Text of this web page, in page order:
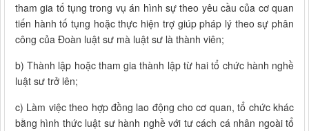
tham gia tố tụng trong vụ án hình sự theo yêu cầu của cơ quan
tiến hành tố tụng hoặc thực hiện trợ giúp pháp lý theo sự phân
công của Đoàn luật sư mà luật sư là thành viên;
b) Thành lập hoặc tham gia thành lập từ hai tổ chức hành nghề
luật sư trở lên;
c) Làm việc theo hợp đồng lao động cho cơ quan, tổ chức khác
bằng hình thức luật sư hành nghề với tư cách cá nhân ngoài tổ